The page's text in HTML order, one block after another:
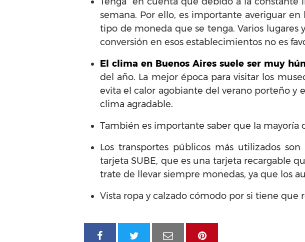
semana. Por ello, es importante averiguar
tipo de moneda que se tenga. Varios
conversión en esos establecimientos no es
El clima en Buenos Aires suele ser muy
del año. La mejor época para visitar los
evita el calor agobiante del verano porteño y
clima agradable.
También es importante saber que la mayoría
Los transportes públicos más utilizados
tarjeta SUBE, que es una tarjeta recargable
trate de llevar siempre monedas, ya que los
Vista ropa y calzado cómodo por si tiene que